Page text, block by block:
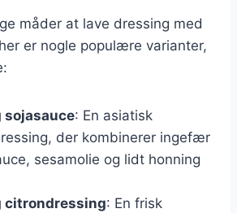
måder at lave dressing med
er nogle populære varianter,
: En asiatisk
der kombinerer ingefær
sesamolie og lidt honning
citrondressing: En frisk